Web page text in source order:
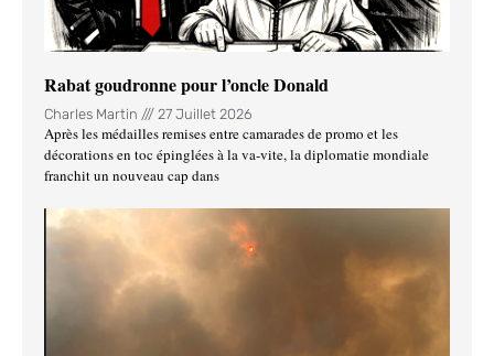
Rabat goudronne pour l’oncle Donald
Charles Martin 27 Juillet 2026
Après les médailles remises entre camarades de promo et les
décorations en toc épinglées à la va-vite, la diplomatie mondiale
franchit un nouveau cap dans